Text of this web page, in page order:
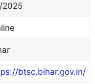
2025
btsc.bihar.gov.in/